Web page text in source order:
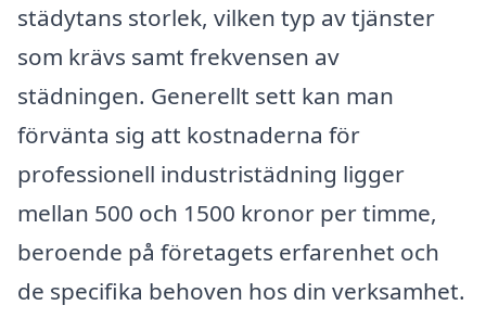
städytans storlek, vilken typ av tjänster
som krävs samt frekvensen av
städningen. Generellt sett kan man
förvänta sig att kostnaderna för
professionell industristädning ligger
mellan 500 och 1500 kronor per timme,
beroende på företagets erfarenhet och
de specifika behoven hos din verksamhet.